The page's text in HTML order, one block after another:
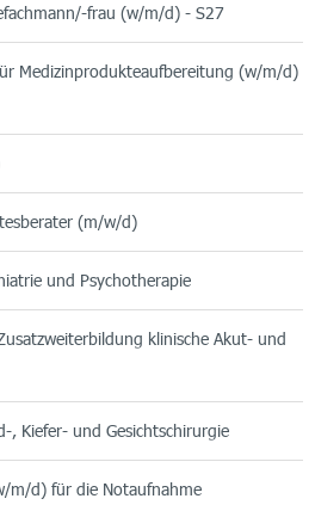
frau (w/m/d) - S27
Medizinprodukteaufbereitung (w/m/d)
(m/w/d)
und Psychotherapie
klinische Akut- und
Kiefer- und Gesichtschirurgie
m/d) für die Notaufnahme